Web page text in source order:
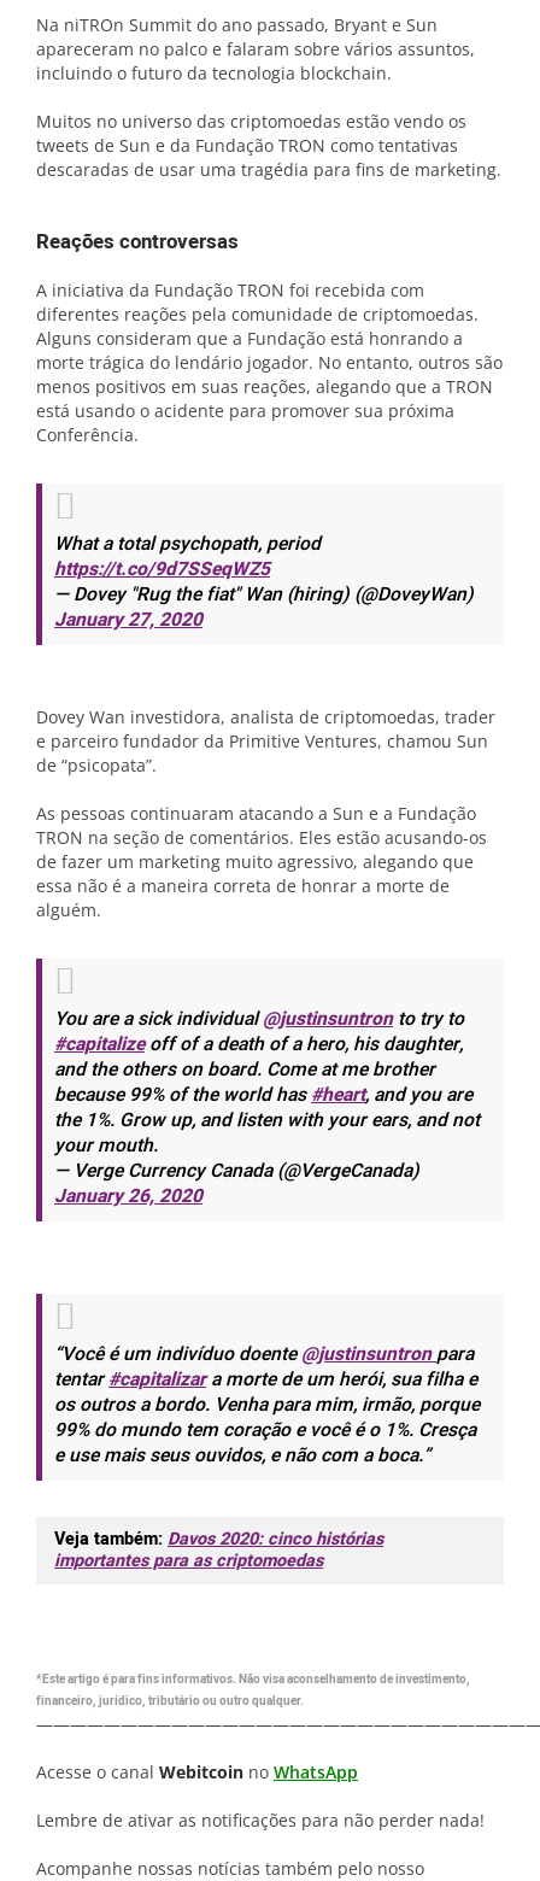
Na niTROn Summit do ano passado, Bryant e Sun
apareceram no palco e falaram sobre vários assuntos,
incluindo o futuro da tecnologia blockchain.
Muitos no universo das criptomoedas estão vendo os
tweets de Sun e da Fundação TRON como tentativas
descaradas de usar uma tragédia para fins de marketing.
Reações controversas
A iniciativa da Fundação TRON foi recebida com
diferentes reações pela comunidade de criptomoedas.
Alguns consideram que a Fundação está honrando a
morte trágica do lendário jogador. No entanto, outros são
menos positivos em suas reações, alegando que a TRON
está usando o acidente para promover sua próxima
Conferência.
What a total psychopath, period
https://t.co/9d7SSeqWZ5
— Dovey "Rug the fiat" Wan (hiring) (@DoveyWan)
January 27, 2020
Dovey Wan investidora, analista de criptomoedas, trader
e parceiro fundador da Primitive Ventures, chamou Sun
de “psicopata”.
As pessoas continuaram atacando a Sun e a Fundação
TRON na seção de comentários. Eles estão acusando-os
de fazer um marketing muito agressivo, alegando que
essa não é a maneira correta de honrar a morte de
alguém.
You are a sick individual@justinsuntronto try to
#capitalizeoff of a death of a hero, his daughter,
and the others on board. Come at me brother
because 99% of the world has#heart, and you are
the 1%. Grow up, and listen with your ears, and not
your mouth.
— Verge Currency Canada (@VergeCanada)
January 26, 2020
“Você é um indivíduo doente@justinsuntronpara
tentar#capitalizara morte de um herói, sua filha e
os outros a bordo. Venha para mim, irmão, porque
99% do mundo tem coraçãoe você é o 1%. Cresça
e use mais seus ouvidos, e não com a boca.”
Veja também: Davos 2020: cinco histórias
importantes para as criptomoedas
*Este artigo é para fins informativos. Não visa aconselhamento de investimento,
financeiro, jurídico, tributário ou outro qualquer.
Acesse o canal Webitcoin no WhatsApp
Lembre de ativar as notificações para não perder nada!
Acompanhe nossas notícias também pelo nosso